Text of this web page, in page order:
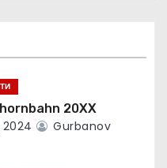
20XX
2024 Gurbanov